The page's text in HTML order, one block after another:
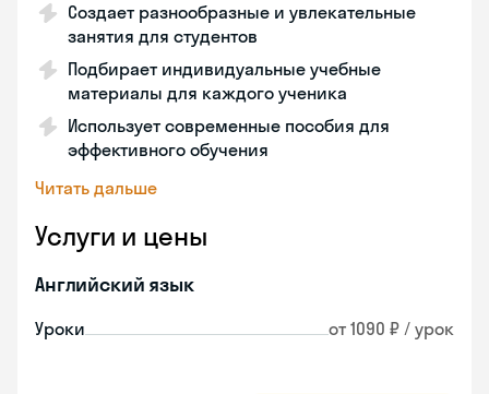
Создает разнообразные и увлекательные
занятия для студентов
Подбирает индивидуальные учебные
материалы для каждого ученика
Использует современные пособия для
эффективного обучения
Читать дальше
Услуги и цены
Английский язык
Уроки от 1090 ₽ / урок